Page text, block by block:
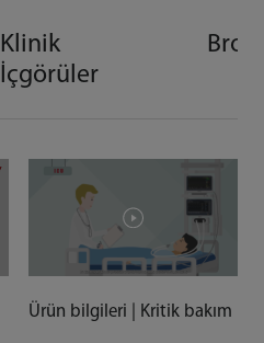
Klinik
İçgörüler
Ürün bilgileri | Kritik bakım